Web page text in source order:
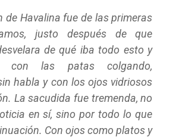
de Havalina fue de las primeras
justo después de que
de qué iba todo esto y
con las patas colgando,
habla y con los ojos vidriosos
La sacudida fue tremenda, no
en sí, sino por todo lo que
Con ojos como platos y